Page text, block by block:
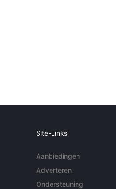
Site-Links
Aanbiedingen
Adverteren
Ondersteuning